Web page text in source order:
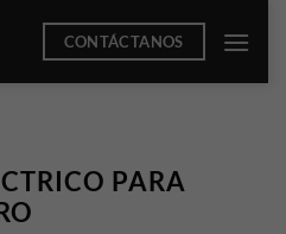
CONTÁCTANOS
PARA